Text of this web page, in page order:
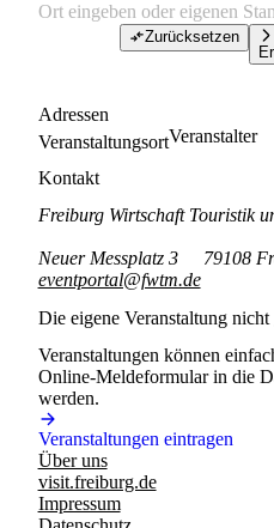
Zurücksetzen
Adressen
VeranstaltungsortVeranstalter
Kontakt
Freiburg Wirtschaft Touristik
Neuer Messplatz 3
79108
eventportal@fwtm.de
Die eigene Veranstaltung nicht
Veranstaltungen können
Online-Meldeformular in die
werden.
Veranstaltungen eintragen
Über uns
visit.freiburg.de
Impressum